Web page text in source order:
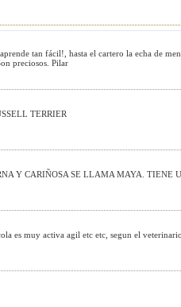
tan fácil!, hasta el cartero la echa de
preciosos. Pilar
TERRIER
Y CARIÑOSA SE LLAMA MAYA. TIENE
es muy activa agil etc etc, segun el